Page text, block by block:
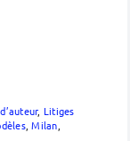
, Litiges
,Milan